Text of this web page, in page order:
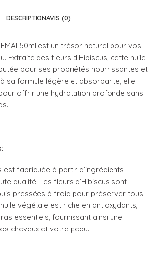
DESCRIPTIONAVIS (0)
50ml est un trésor naturel pour vos
Extraite des fleurs d’Hibiscus, cette huile
pour ses propriétés nourrissantes et
sa formule légère et absorbante, elle
offrir une hydratation profonde sans
est fabriquée à partir d’ingrédients
qualité. Les fleurs d’Hibiscus sont
pressées à froid pour préserver tous
végétale est riche en antioxydants,
essentiels, fournissant ainsi une
cheveux et votre peau.